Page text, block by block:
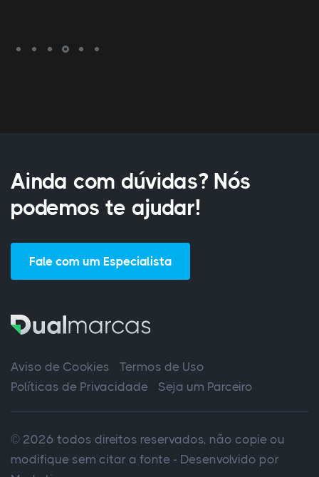
Ainda com dúvidas? Nós
podemos te ajudar!
Fale com um Especialista
Aviso de Cookies
Termos de Uso
Políticas de Privacidade
Seja um Parceiro
© 2026 todos direitos reservados, não copie ou
modifique sem citar a fonte - Desenvolvido por